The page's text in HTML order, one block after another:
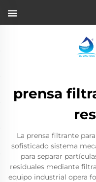
prensa
La prensa filtrante
sofisticado sistema
para separar
residuales mediante
equipo industrial opera